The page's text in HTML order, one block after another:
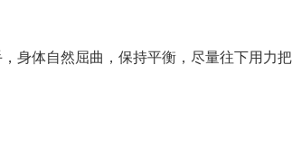
体自然屈曲，保持平衡，尽量往下用力把